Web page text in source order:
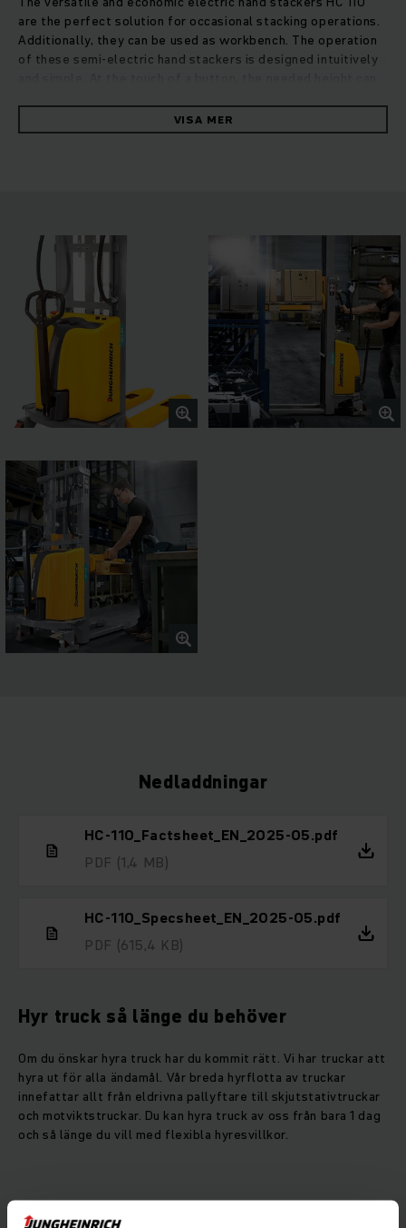
are the perfect solution for occasional stacking operations.
Additionally, they can be used as workbench. The operation
of these semi-electric hand stackers is designed intuitively
stacker has a long tiller and manoeuvring is supported by
two ergonomic guide handles. The energy for lifting is
distance between operator and vehicle and the steering
tyres are covered with a foot protection. The mechanic foot
brake ensures a safe stand during stacking.
VISA MER
Nedladdningar
HC-110_Factsheet_EN_2025-05.pdf
PDF (1,4 MB)
HC-110_Specsheet_EN_2025-05.pdf
PDF (615,4 KB)
Hyr truck så länge du behöver
Om du önskar hyra truck har du kommit rätt. Vi har truckar att
hyra ut för alla ändamål. Vår breda hyrflotta av truckar
innefattar allt från eldrivna pallyftare till skjutstativtruckar
och motviktstruckar. Du kan hyra truck av oss från bara 1 dag
och så länge du vill med flexibla hyresvillkor.
Här kan du välja vilken truck du vill